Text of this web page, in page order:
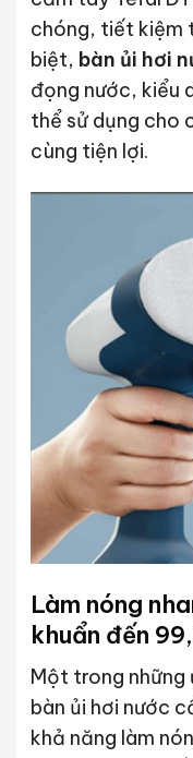
chóng, tiết kiệm
biệt, bàn ủi hơi
đọng nước, kiểu
thể sử dụng cho
cùng tiện lợi.
Làm nóng
khuẩn đến
Một trong những
bàn ủi hơi nước
khả năng làm